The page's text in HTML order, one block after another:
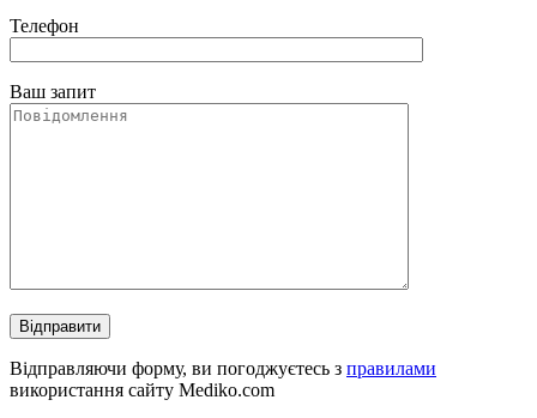
Телефон
Ваш запит
Відправляючи форму, ви погоджуєтесь з правилами
використання сайту Mediko.com